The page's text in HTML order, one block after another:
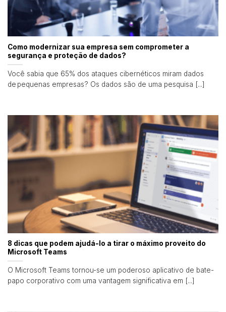
Como modernizar sua empresa sem comprometer a
segurança e proteção de dados?
Você sabia que 65% dos ataques cibernéticos miram dados
de pequenas empresas? Os dados são de uma pesquisa [...]
8 dicas que podem ajudá-lo a tirar o máximo proveito do
Microsoft Teams
O Microsoft Teams tornou-se um poderoso aplicativo de bate-
papo corporativo com uma vantagem significativa em [...]